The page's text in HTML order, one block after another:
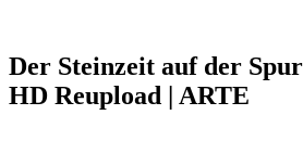
Der Steinzeit auf der
HD Reupload | ARTE